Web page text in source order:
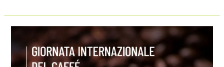
Internazionale
caffè